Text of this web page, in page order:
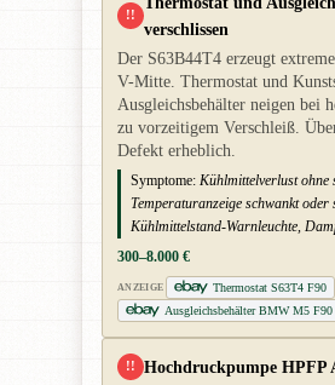
!!
verschlissen
Der S63B44T4 erzeugt
V-Mitte. Thermostat und
Ausgleichsbehälter neigen bei
zu vorzeitigem Verschleiß.
Defekt erheblich.
Symptome: Kühlmittelverlust ohne
Temperaturanzeige schwankt oder
Kühlmittelstand-Warnleuchte,
300–8.000 €
ANZEIGE
Thermostat S63T4 F90
Ausgleichsbehälter BMW M5 F90
!! Hochdruckpumpe HPFP